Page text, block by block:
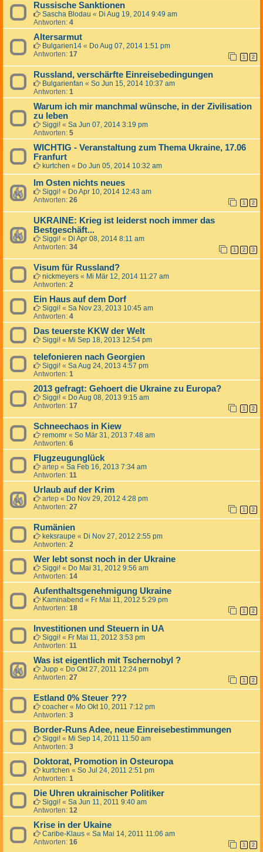
Russische Sanktionen
Sascha Blodau « Di Aug 19, 2014 9:49 am
Antworten: 4
Altersarmut
Bulgarien14 « Do Aug 07, 2014 1:51 pm
Antworten: 17 1 2
Russland, verschärfte Einreisebedingungen
Bulgarienfan « So Jun 15, 2014 10:37 am
Antworten: 1
Warum ich mir manchmal wünsche, in der Zivilisation
zu leben
Siggi! « Sa Jun 07, 2014 3:19 pm
Antworten: 5
WICHTIG - Veranstaltung zum Thema Ukraine, 17.06
Franfurt
kurtchen « Do Jun 05, 2014 10:32 am
Im Osten nichts neues
Siggi! « Do Apr 10, 2014 12:43 am
Antworten: 26 1 2
UKRAINE: Krieg ist leiderst noch immer das
Bestgeschäft...
Siggi! « Di Apr 08, 2014 8:11 am
Antworten: 34 1 2 3
Visum für Russland?
nickmeyers « Mi Mär 12, 2014 11:27 am
Antworten: 2
Ein Haus auf dem Dorf
Siggi! « Sa Nov 23, 2013 10:45 am
Antworten: 4
Das teuerste KKW der Welt
Siggi! « Mi Sep 18, 2013 12:54 pm
telefonieren nach Georgien
Siggi! « Sa Aug 24, 2013 4:57 pm
Antworten: 1
2013 gefragt: Gehoert die Ukraine zu Europa?
Siggi! « Do Aug 08, 2013 9:15 am
Antworten: 17 1 2
Schneechaos in Kiew
remomr « So Mär 31, 2013 7:48 am
Antworten: 6
Flugzeugunglück
artep « Sa Feb 16, 2013 7:34 am
Antworten: 11
Urlaub auf der Krim
artep « Do Nov 29, 2012 4:28 pm
Antworten: 27 1 2
Rumänien
keksraupe « Di Nov 27, 2012 2:55 pm
Antworten: 2
Wer lebt sonst noch in der Ukraine
Siggi! « Do Mai 31, 2012 9:56 am
Antworten: 14
Aufenthaltsgenehmigung Ukraine
Kaminabend « Fr Mai 11, 2012 5:29 pm
Antworten: 18 1 2
Investitionen und Steuern in UA
Siggi! « Fr Mai 11, 2012 3:53 pm
Antworten: 11
Was ist eigentlich mit Tschernobyl ?
Jupp « Do Okt 27, 2011 12:24 pm
Antworten: 27 1 2
Estland 0% Steuer ???
coacher « Mo Okt 10, 2011 7:12 pm
Antworten: 3
Border-Runs Adee, neue Einreisebestimmungen
Siggi! « Mi Sep 14, 2011 11:50 am
Antworten: 3
Doktorat, Promotion in Osteuropa
kurtchen « So Jul 24, 2011 2:51 pm
Antworten: 1
Die Uhren ukrainischer Politiker
Siggi! « Sa Jun 11, 2011 9:40 am
Antworten: 12
Krise in der Ukaine
Caribe-Klaus « Sa Mai 14, 2011 11:06 am
Antworten: 16 1 2